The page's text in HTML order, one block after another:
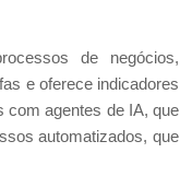
de negócios,
e oferece indicadores
com agentes de IA, que
automatizados, que